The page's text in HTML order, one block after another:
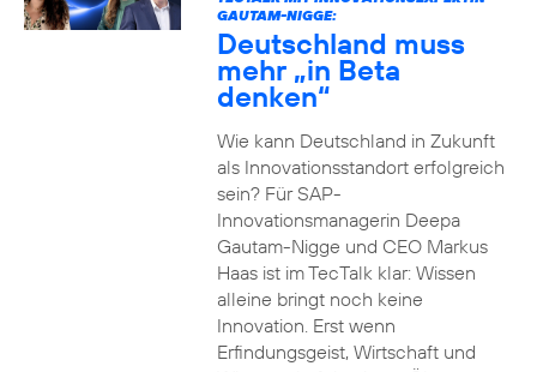
GAUTAM-NIGGE:
Deutschland muss
mehr „in Beta
denken“
Wie kann Deutschland in Zukunft
als Innovationsstandort erfolgreich
sein? Für SAP-
Innovationsmanagerin Deepa
Gautam-Nigge und CEO Markus
Haas ist im TecTalk klar: Wissen
alleine bringt noch keine
Innovation. Erst wenn
Erfindungsgeist, Wirtschaft und